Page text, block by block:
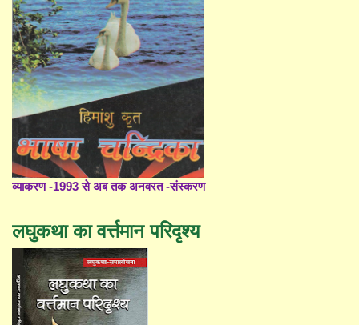
व्याकरण -1993 से अब तक अनवरत -संस्करण
लघुकथा का वर्त्तमान परिदृश्य